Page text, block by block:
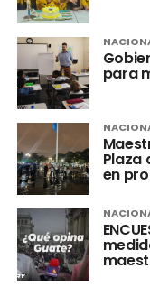
para
Plaza
en